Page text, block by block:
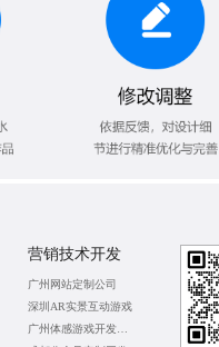
营销技术开发
广州网站定制公司
深圳AR实景互动游戏
广州体感游戏开发公司